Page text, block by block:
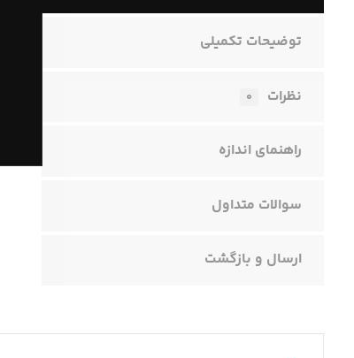
توضیحات تکمیلی
نظرات ۰
راهنمای اندازه
سوالات متداول
ارسال و بازگشت